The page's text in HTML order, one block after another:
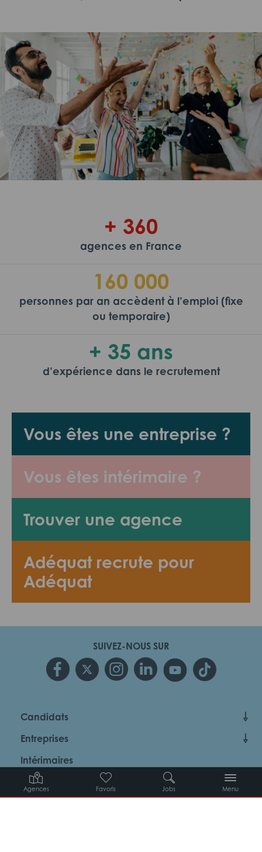
Agences Favoris Jobs Menu
Vous êtes une entreprise ?
Vous êtes intérimaire ?
Trouver une agence
Adéquat recrute pour
Adéquat
+ 360
agences en France
160 000
personnes par an accèdent à l’emploi (fixe
ou temporaire)
+ 35 ans
d’expérience dans le recrutement
SUIVEZ-NOUS SUR
Candidats
Entreprises
Intérimaires
À propos d’Adéquat